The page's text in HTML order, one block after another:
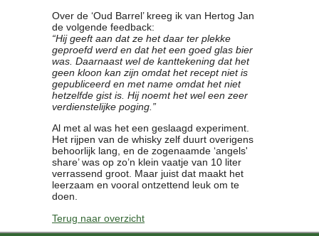
Over de ‘Oud Barrel’ kreeg ik van Hertog Jan
de volgende feedback:
“Hij geeft aan dat ze het daar ter plekke
geproefd werd en dat het een goed glas bier
was. Daarnaast wel de kanttekening dat het
geen kloon kan zijn omdat het recept niet is
gepubliceerd en met name omdat het niet
hetzelfde gist is. Hij noemt het wel een zeer
verdienstelijke poging.”
Al met al was het een geslaagd experiment.
Het rijpen van de whisky zelf duurt overigens
behoorlijk lang, en de zogenaamde ‘angels'
share’ was op zo’n klein vaatje van 10 liter
verrassend groot. Maar juist dat maakt het
leerzaam en vooral ontzettend leuk om te
doen.
Terug naar overzicht